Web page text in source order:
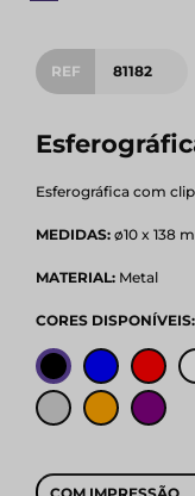
REF 81182
Esferográfica com
MEDIDAS: ø10 x 138
MATERIAL: Metal
CORES DISPONÍVEIS: